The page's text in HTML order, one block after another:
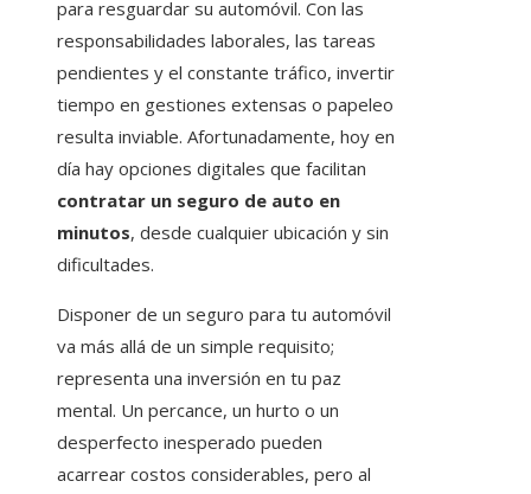
para resguardar su automóvil. Con las
responsabilidades laborales, las tareas
pendientes y el constante tráfico, invertir
tiempo en gestiones extensas o papeleo
resulta inviable. Afortunadamente, hoy en
día hay opciones digitales que facilitan
contratar un seguro de auto en
minutos, desde cualquier ubicación y sin
dificultades.
Disponer de un seguro para tu automóvil
va más allá de un simple requisito;
representa una inversión en tu paz
mental. Un percance, un hurto o un
desperfecto inesperado pueden
acarrear costos considerables, pero al